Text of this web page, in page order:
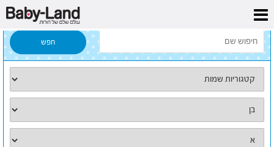
דף הבית